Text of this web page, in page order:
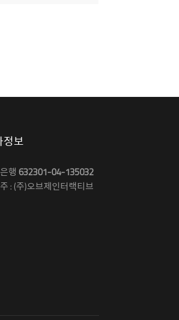
정보
행 632301-04-135032
: (주)오브제인터랙티브